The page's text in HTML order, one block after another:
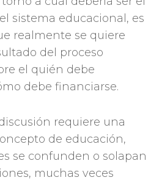
sistema educacional, es
realmente se quiere
del proceso
el quién debe
debe financiarse.
requiere una
de educación,
se confunden o solapan
muchas veces